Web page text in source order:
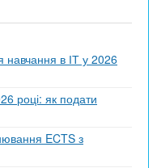
навчання в ІТ у 2026
році: як подати
ECTS з